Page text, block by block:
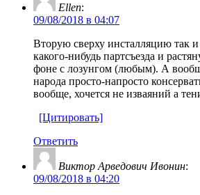
Ellen:
09/08/2018 в 04:07
Вторую сверху инсталляцию так и
какого-нибудь партсъезда и
фоне с лозунгом (любым). А
народа просто-напросто
вообще, хочется не изваяний а
[Цитировать]
Ответить
Виктор Арведович Ивонин:
09/08/2018 в 04:20